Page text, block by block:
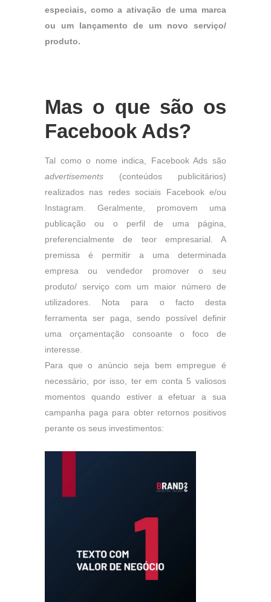
especiais, como a ativação de uma marca
ou um lançamento de um novo serviço/
produto.
Mas o que são os
Facebook Ads?
Tal como o nome indica, Facebook Ads são
advertisements (conteúdos publicitários)
realizados nas redes sociais Facebook e/ou
Instagram. Geralmente, promovem uma
publicação ou o perfil de uma página,
preferencialmente de teor empresarial. A
premissa é permitir a uma determinada
empresa ou vendedor promover o seu
produto/ serviço com um maior número de
utilizadores. Nota para o facto desta
ferramenta ser paga, sendo possível definir
uma orçamentação consoante o foco de
interesse.
Para que o anúncio seja bem empregue é
necessário, por isso, ter em conta 5 valiosos
momentos quando estiver a efetuar a sua
campanha paga para obter retornos positivos
perante os seus investimentos: